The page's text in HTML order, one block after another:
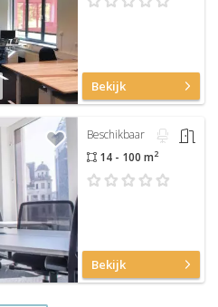
Bekijk
Beschikbaar
14 - 100 m2
Bekijk